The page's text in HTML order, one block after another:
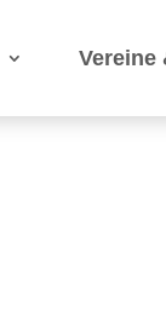
Vereine